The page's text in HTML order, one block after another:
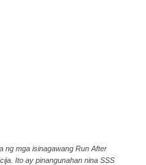
ng mga isinagawang Run After
Ito ay pinangunahan nina SSS